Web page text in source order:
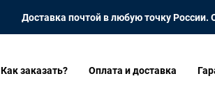
Доставка почтой в любую точку России.
Как заказать? Оплата и доставка